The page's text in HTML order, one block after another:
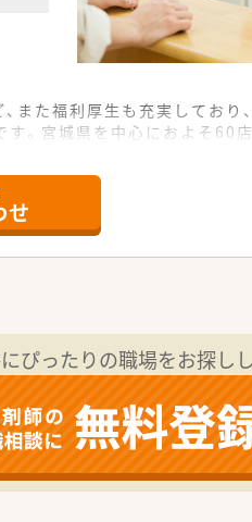
また福利厚生も充実しており
。宮城県を中心におよそ60
社員を表彰する永年勤続表彰
ます。新卒3年定着率95.5％
ムがあります。自己研修支援
てくれる社風です。
数体制も余裕を持たせて配置
を感じながら勤務できる環境
せ
ぴったりの職場をお探しし